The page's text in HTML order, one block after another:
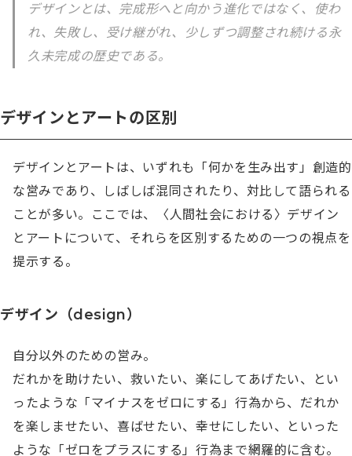
デザインとは、完成形へと向かう進化ではなく、使わ
れ、失敗し、受け継がれ、少しずつ調整され続ける永
久未完成の歴史である。
デザインとアートの区別
デザインとアートは、いずれも「何かを生み出す」創造的
な営みであり、しばしば混同されたり、対比して語られる
ことが多い。ここでは、〈人間社会における〉デザイン
とアートについて、それらを区別するための一つの視点を
提示する。
デザイン（design）
自分以外のための営み。
だれかを助けたい、救いたい、楽にしてあげたい、とい
ったような「マイナスをゼロにする」行為から、だれか
を楽しませたい、喜ばせたい、幸せにしたい、といった
ような「ゼロをプラスにする」行為まで網羅的に含む。